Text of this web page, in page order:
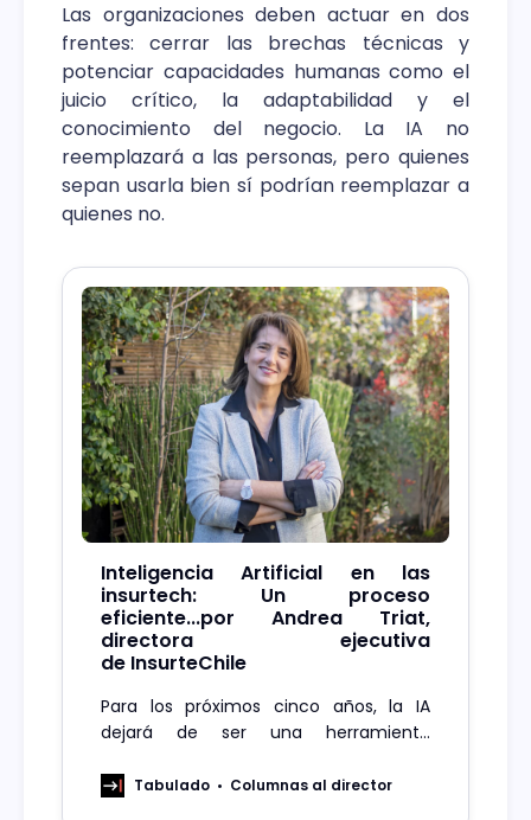
Las organizaciones deben actuar en dos
frentes: cerrar las brechas técnicas y
potenciar capacidades humanas como el
juicio crítico, la adaptabilidad y el
conocimiento del negocio. La IA no
reemplazará a las personas, pero quienes
sepan usarla bien sí podrían reemplazar a
quienes no.
Inteligencia Artificial en las
insurtech: Un proceso
eficiente...por Andrea Triat,
directora ejecutiva
de InsurteChile
Para los próximos cinco años, la IA
dejará de ser una herramienta
un componente estructural de la
Tabulado Columnas al director